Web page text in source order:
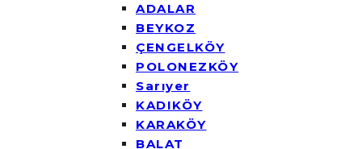
ADALAR
BEYKOZ
ÇENGELKÖY
POLONEZKÖY
Sarıyer
KADIKÖY
KARAKÖY
BALAT